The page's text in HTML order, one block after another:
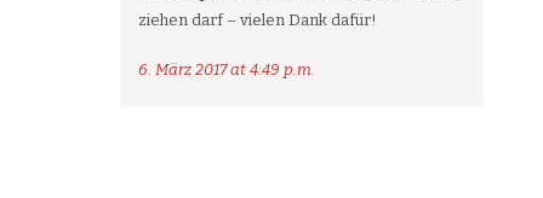
ziehen darf – vielen Dank dafür!
6. März 2017 at 4:49 p.m.